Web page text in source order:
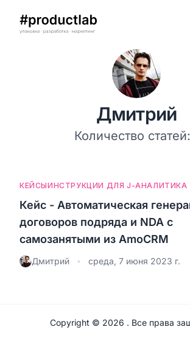
Дмитрий
Количество статей:
КЕЙСЫИНСТРУКЦИИ ДЛЯ J-АНАЛИТИКА
Кейс - Автоматическая
договоров подряда и NDA с
самозанятыми из AmoCRM
Дмитрий • среда, 7 июня 2023 г.
Copyright © 2026 . Все права